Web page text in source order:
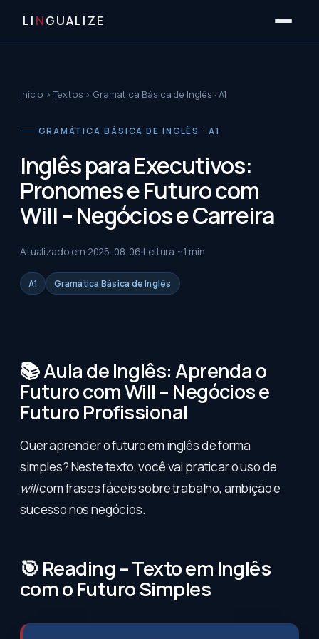
LI NGUALIZE
Início ›Textos › Gramática Básica de Inglês · A1
GRAMÁTICA BÁSICA DE INGLÊS · A1
Inglês para Executivos:
Pronomes e Futuro com
Will – Negócios e Carreira
Atualizado em 2025-08-06 Leitura ~1 min
A1 Gramática Básica de Inglês
📚 Aula de Inglês: Aprenda o
Futuro com Will – Negócios e
Futuro Profissional
Quer aprender o futuro em inglês de forma
simples? Neste texto, você vai praticar o uso de
willcom frases fáceis sobre trabalho, ambição e
sucesso nos negócios.
🎯 Reading – Texto em Inglês
com o Futuro Simples